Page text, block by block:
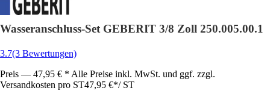
Wasseranschluss-Set GEBERIT 3/8 Zoll 250.005.00.1
3.7(3 Bewertungen)
Preis — 47,95 € * Alle Preise inkl. MwSt. und ggf. zzgl.
Versandkosten pro ST47,95 €*/ ST